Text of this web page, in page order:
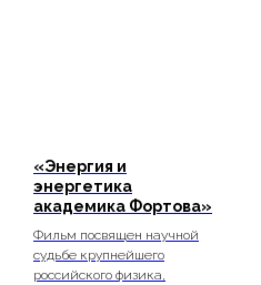
«Энергия и
энергетика
академика Фортова»
Фильм посвящен научной
судьбе крупнейшего
российского физика,